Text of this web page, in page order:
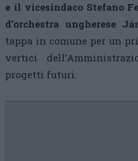
e il vicesindaco Stefano
d’orchestra ungherese
tappa in comune per un
vertici
progetti futuri.